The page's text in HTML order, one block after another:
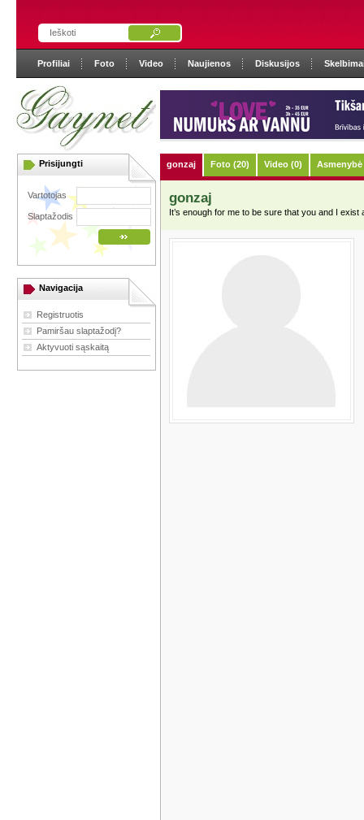
Profiliai Foto Video Naujienos Diskusijos
Prisijungti
Vartotojas
Slaptažodis
Navigacija
Registruotis
Pamiršau slaptažodį?
Aktyvuoti sąskaitą
gonzaj Foto (20) Video (0) Asmenybė
gonzaj
It’s enough for me to be sure that you and I